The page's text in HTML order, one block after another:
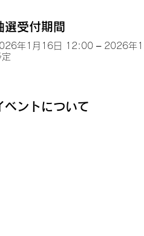
選受付期間
年1月16日 12:00 – 2026年
定
ベントについて